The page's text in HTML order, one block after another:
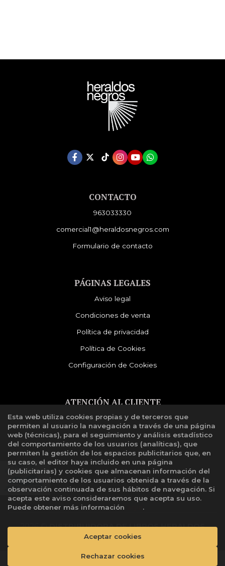
CONTACTO
963033330
comercial1@heraldosnegros.com
Formulario de contacto
PÁGINAS LEGALES
Aviso legal
Condiciones de venta
Política de privacidad
Política de Cookies
Configuración de Cookies
ATENCIÓN AL CLIENTE
Quiénes somos
Libro de reclamaciones
2026 ©DISTRIBUIDORA DE LIBROS HERALDOS
. Todos los Derechos Reservados |
Esta web utiliza cookies propias y de terceros que
permiten al usuario la navegación a través de una página
web (técnicas), para el seguimiento y análisis estadístico
del comportamiento de los usuarios (analíticas), que
permiten la gestión de los espacios publicitarios que, en
su caso, el editor haya incluido en una página
(publicitarias) y cookies que almacenan información del
comportamiento de los usuarios obtenida a través de la
observación continuada de sus hábitos de navegación. Si
acepta este aviso consideraremos que acepta su uso.
Puede obtener más información
.
Rechazar cookies
Aceptar cookies